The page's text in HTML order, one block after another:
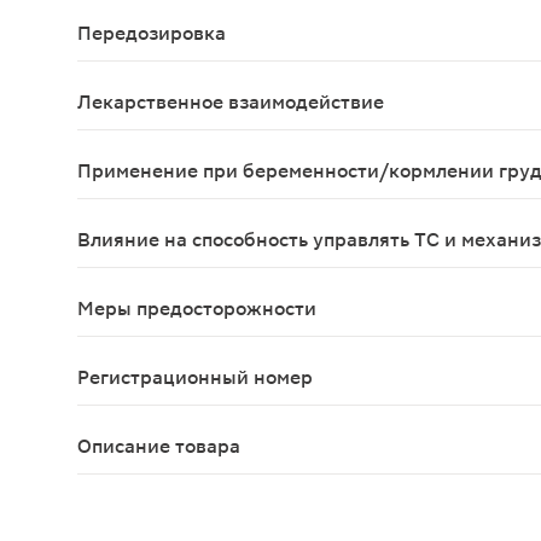
Передозировка
Лекарственное взаимодействие
Применение при беременности/кормлении
Влияние на способность управлять ТС и
Меры предосторожности
Регистрационный номер
Описание товара